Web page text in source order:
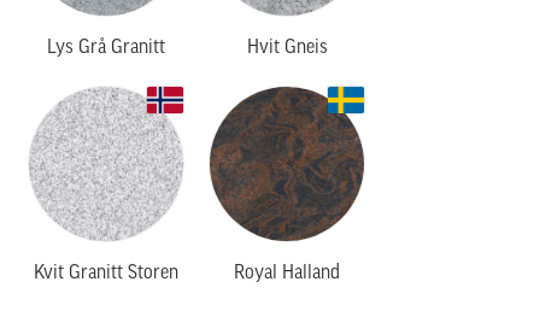
Lys Grå Granitt Hvit Gneis
Kvit Granitt Storen Royal Halland